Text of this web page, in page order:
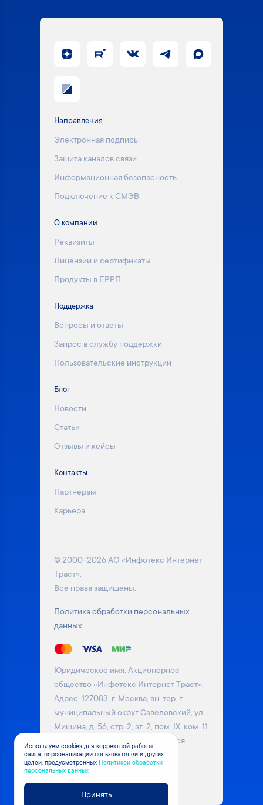
Направления
Электронная подпись
Защита каналов связи
Информационная безопасность
Подключение к СМЭВ
О компании
Реквизиты
Лицензии и сертификаты
Продукты в ЕРРП
Поддержка
Вопросы и ответы
Запрос в службу поддержки
Пользовательские инструкции
Блог
Новости
Статьи
Отзывы и кейсы
Контакты
Партнёрам
Карьера
© 2000–2026 АО «Инфотекс Интернет
Траст».
Все права защищены.
Политика обработки персональных
данных
Юридическое имя: Акционерное
общество «Инфотекс Интернет Траст».
Адрес: 127083, г. Москва, вн. тер. г.
муниципальный округ Савеловский, ул.
Мишина, д. 56, стр. 2, эт. 2, пом. IX, ком. 11
Информация на сайте не является
публичной офертой. Уточняйте
актуальные цены на товары у
менеджера компании
Используем cookies для корректной работы
сайта, персонализации пользователей и других
целей, предусмотренных Политикой обработки
персональных данных
Принять